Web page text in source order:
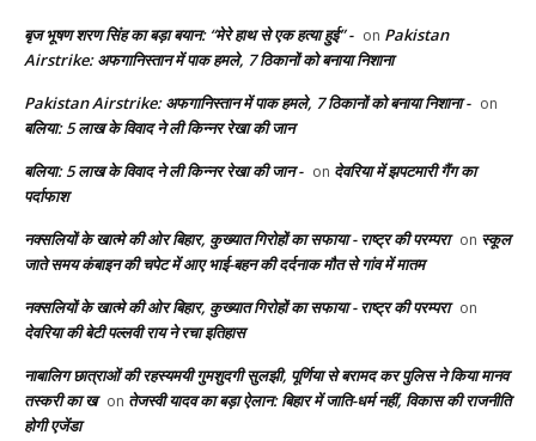
बृज भूषण शरण सिंह का बड़ा बयान: “मेरे हाथ से एक हत्या हुई” - on Pakistan
Airstrike: अफगानिस्तान में पाक हमले, 7 ठिकानों को बनाया निशाना
Pakistan Airstrike: अफगानिस्तान में पाक हमले, 7 ठिकानों को बनाया निशाना - on
बलिया: 5 लाख के विवाद ने ली किन्नर रेखा की जान
बलिया: 5 लाख के विवाद ने ली किन्नर रेखा की जान - on देवरिया में झपटमारी गैंग का
पर्दाफाश
नक्सलियों के खात्मे की ओर बिहार, कुख्यात गिरोहों का सफाया - राष्ट्र की परम्परा on स्कूल
जाते समय कंबाइन की चपेट में आए भाई-बहन की दर्दनाक मौत से गांव में मातम
नक्सलियों के खात्मे की ओर बिहार, कुख्यात गिरोहों का सफाया - राष्ट्र की परम्परा on
देवरिया की बेटी पल्लवी राय ने रचा इतिहास
नाबालिग छात्राओं की रहस्यमयी गुमशुदगी सुलझी, पूर्णिया से बरामद कर पुलिस ने किया मानव
तस्करी का ख on तेजस्वी यादव का बड़ा ऐलान: बिहार में जाति-धर्म नहीं, विकास की राजनीति
होगी एजेंडा